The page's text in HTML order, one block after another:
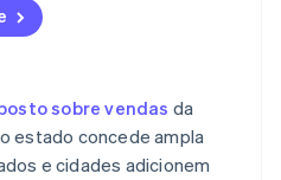
sobre vendas da
estado concede ampla
e cidades adicionem